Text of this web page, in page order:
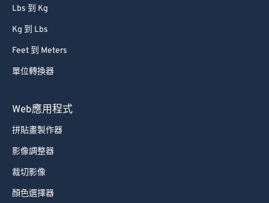
Lbs 到 Kg
Kg 到 Lbs
Feet 到 Meters
單位轉換器
Web應用程式
拼貼畫製作器
影像調整器
裁切影像
顏色選擇器